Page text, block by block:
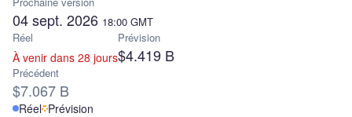
04 sept. 2026 18:00 GMT
Réel
À venir dans 28 jours
Prévision
$4.419 B
Précédent
$7.067 B
Réel Prévision